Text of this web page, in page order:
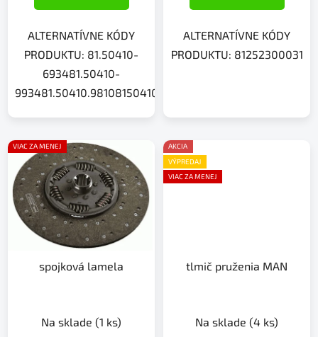
ALTERNATÍVNE KÓDY
PRODUKTU: 81.50410-
693481.50410-
ALTERNATÍVNE KÓDY
PRODUKTU: 81252300031
VIAC ZA MENEJ
spojková lamela
Na sklade (1 ks)
AKCIA
VÝPREDAJ
VIAC ZA MENEJ
tlmič pruženia MAN
Na sklade (4 ks)